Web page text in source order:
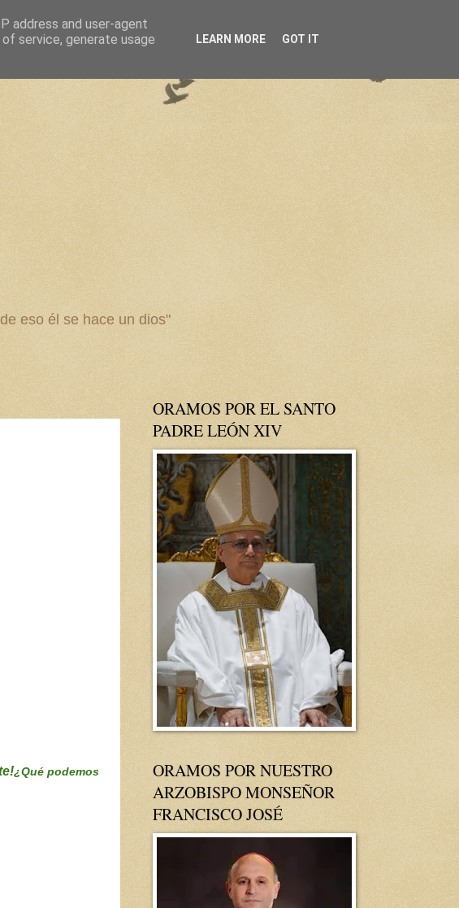
eso él se hace un dios"
¿Qué podemos
ORAMOS POR EL SANTO
PADRE LEÓN XIV
ORAMOS POR NUESTRO
ARZOBISPO MONSEÑOR
FRANCISCO JOSÉ
address and user-agent
service, generate usage
LEARN MORE GOT IT